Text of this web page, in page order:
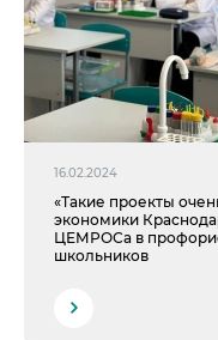
16.02.2024
«Такие проекты
экономики
ЦЕМРОСа в
школьников